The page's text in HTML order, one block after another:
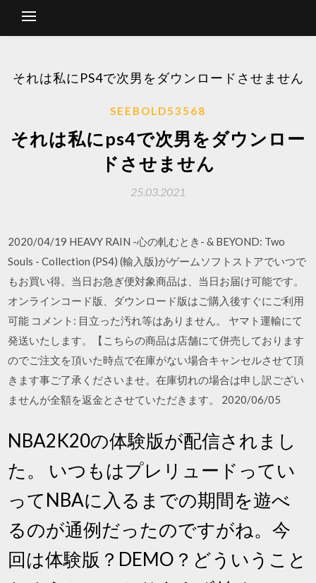
それは私にPS4で次男をダウンロードさせません
SEEBOLD53568
それは私にps4で次男をダウンロー
ドさせません
25.03.2021
2020/04/19 HEAVY RAIN -心の軋むとき- & BEYOND: Two
Souls - Collection (PS4) (輸入版)がゲームソフトストアでいつで
もお買い得。当日お急ぎ便対象商品は、当日お届け可能です。
オンラインコード版、ダウンロード版はご購入後すぐにご利用
可能 コメント: 目立った汚れ等はありません。 ヤマト運輸にて
発送いたします。【こちらの商品は店舗にて併売しております
のでご注文を頂いた時点で在庫がない場合キャンセルさせて頂
きます事ご了承くださいませ。在庫切れの場合は申し訳ござい
ませんが全額を返金とさせていただきます。 2020/06/05
NBA2K20の体験版が配信されまし
た。 いつもはプレリュードってい
ってNBAに入るまでの期間を遊べ
るのが通例だったのですがね。今
回は体験版？DEMO？どういうこと